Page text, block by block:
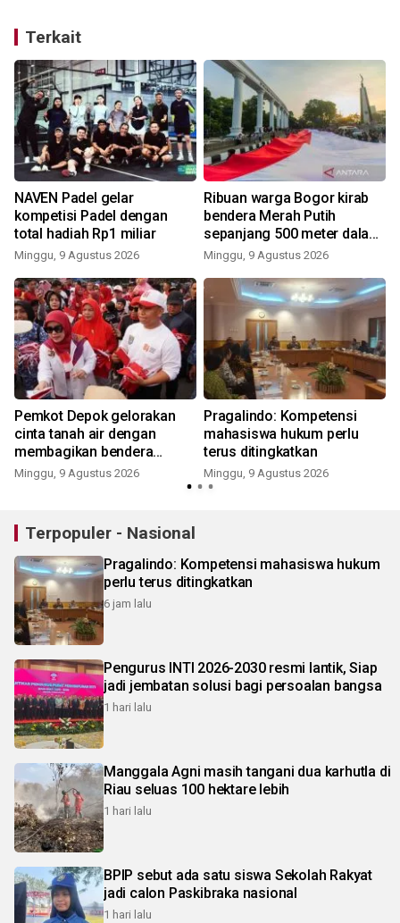
Terkait
NAVEN Padel gelar
kompetisi Padel dengan
total hadiah Rp1 miliar
Minggu, 9 Agustus 2026
Ribuan warga Bogor kirab
bendera Merah Putih
sepanjang 500 meter dalam
rangkaian FMP ke-11
Minggu, 9 Agustus 2026
Pemkot Depok gelorakan
cinta tanah air dengan
membagikan bendera
merah putih
Minggu, 9 Agustus 2026
Pragalindo: Kompetensi
mahasiswa hukum perlu
terus ditingkatkan
Minggu, 9 Agustus 2026
Terpopuler - Nasional
Pragalindo: Kompetensi mahasiswa hukum
perlu terus ditingkatkan
6 jam lalu
Pengurus INTI 2026-2030 resmi lantik, Siap
jadi jembatan solusi bagi persoalan bangsa
1 hari lalu
Manggala Agni masih tangani dua karhutla di
Riau seluas 100 hektare lebih
1 hari lalu
BPIP sebut ada satu siswa Sekolah Rakyat
jadi calon Paskibraka nasional
1 hari lalu